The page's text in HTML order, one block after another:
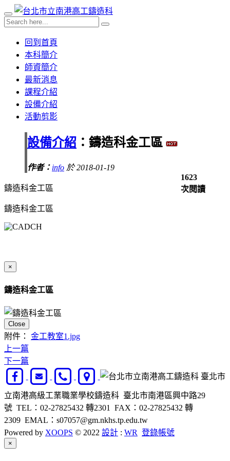
回到首頁
本科簡介
師資簡介
最新消息
課程介紹
設備介紹
活動剪影
設備介紹 ：鑄造科金工區
作者： info 於 2018-01-19
1623
次閱讀
鑄造科金工區
鑄造科金工區
×
鑄造科金工區
Close
附件： 金工教室1.jpg
上一篇
下一篇
臺北市
立南港高級工業職業學校鑄造科 臺北市南港區興中路29
號 TEL：02-27825432 轉2301 FAX：02-27825432 轉
2309 EMAL：s07057@gm.nkhs.tp.edu.tw
Powered by XOOPS © 2022 設計 : WR 登錄帳號
×